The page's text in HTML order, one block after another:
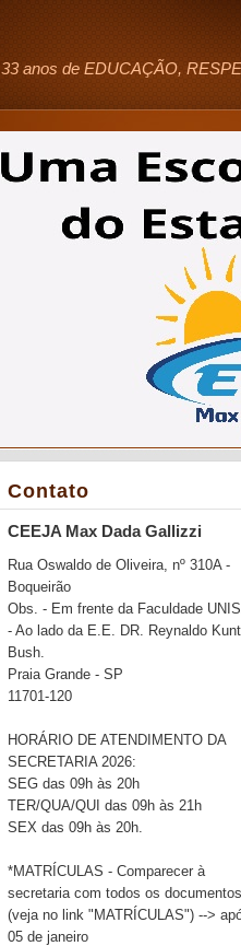
33 anos de EDUCAÇÃO,
Contato
CEEJA Max Dada Gallizzi
Rua Oswaldo de Oliveira, nº 310A -
Boqueirão
Obs. - Em frente da Faculdade
- Ao lado da E.E. DR. Reynaldo
Bush.
Praia Grande - SP
11701-120
HORÁRIO DE ATENDIMENTO DA
SECRETARIA 2026:
SEG das 09h às 20h
TER/QUA/QUI das 09h às 21h
SEX das 09h às 20h.
*MATRÍCULAS - Comparecer à
secretaria com todos os
(veja no link "MATRÍCULAS") -->
05 de janeiro